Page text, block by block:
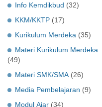
Info Kemdikbud (32)
KKM/KKTP (17)
Kurikulum Merdeka (35)
Materi Kurikulum Merdeka
(49)
Materi SMK/SMA (26)
Media Pembelajaran (9)
Modul Ajar (34)